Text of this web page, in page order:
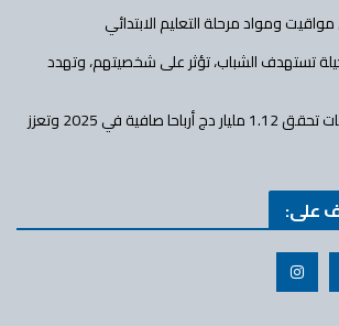
ومواد مرحلة التعليم الابتدائي
تستهدف الشباب، تؤثر على شخصيتهم، وتهدد
الشركة الجزائرية للتأمينات تحقق 1.12 مليار دج أرباحا صافية في 2025 وتعزز
على: